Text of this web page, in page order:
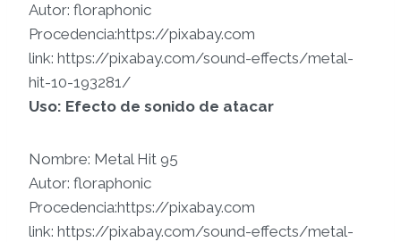
Autor: floraphonic
Procedencia:https://pixabay.com
link: https://pixabay.com/sound-effects/metal-
hit-10-193281/
Uso: Efecto de sonido de atacar
Nombre: Metal Hit 95
Autor: floraphonic
Procedencia:https://pixabay.com
link: https://pixabay.com/sound-effects/metal-